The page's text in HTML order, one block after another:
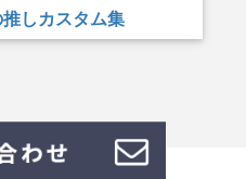
しカスタム集